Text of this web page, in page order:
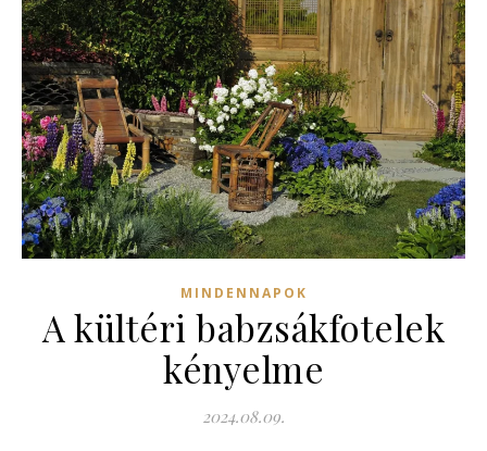
MINDENNAPOK
A kültéri babzsákfotelek
kényelme
2024.08.09.